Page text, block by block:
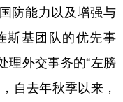
عربى
語 한국어
能力以及增强与
斯基团队的优先事
理外交事务的“左膀
自去年秋季以来，